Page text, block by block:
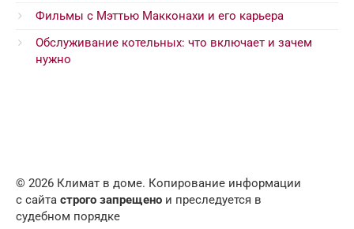
Фильмы с Мэттью Макконахи и его карьера
Обслуживание котельных: что включает и зачем
нужно
© 2026 Климат в доме. Копирование информации
с сайта строго запрещено и преследуется в
судебном порядке